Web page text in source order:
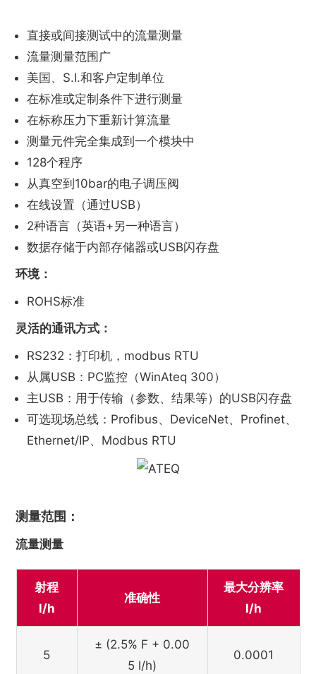
直接或间接测试中的流量测量
流量测量范围广
美国、S.I.和客户定制单位
在标准或定制条件下进行测量
在标称压力下重新计算流量
测量元件完全集成到一个模块中
128个程序
从真空到10bar的电子调压阀
在线设置（通过USB）
2种语言（英语+另一种语言）
数据存储于内部存储器或USB闪存盘
环境：
ROHS标准
灵活的通讯方式：
RS232：打印机，modbus RTU
从属USB：PC监控（WinAteq 300）
主USB：用于传输（参数、结果等）的USB闪存盘
可选现场总线：Profibus、DeviceNet、Profinet、
Ethernet/IP、Modbus RTU
测量范围：
流量测量
射程
l/h
准确性
最大分辨率
l/h
5
± (2.5% F + 0.00
5 l/h)
0.0001